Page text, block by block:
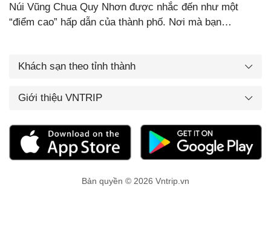
Núi Vũng Chua Quy Nhơn được nhắc đến như một
“điểm cao” hấp dẫn của thành phố. Nơi mà bạn…
Khách sạn theo tỉnh thành
Giới thiệu VNTRIP
Bản quyền © 2026 Vntrip.vn